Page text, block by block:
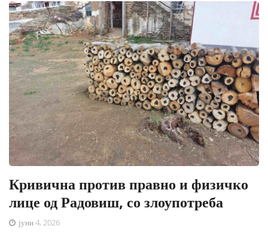
Кривична против правно и физичко
лице од Радовиш, со злоупотреба
јуни 4, 2026